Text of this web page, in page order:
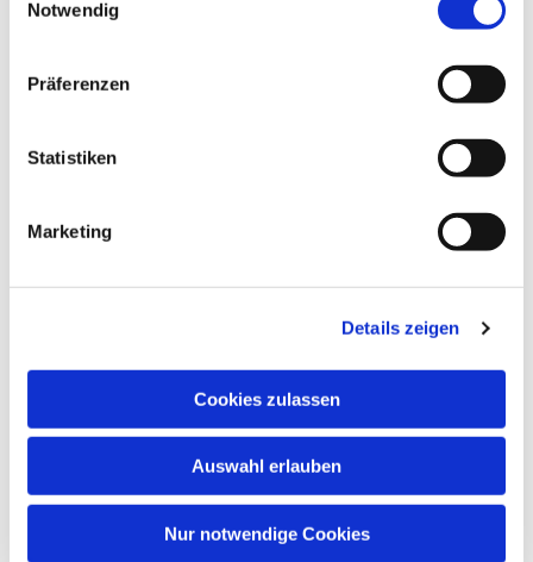
Notwendig
Präferenzen
Statistiken
Marketing
Details zeigen
Cookies zulassen
Auswahl erlauben
Nur notwendige Cookies